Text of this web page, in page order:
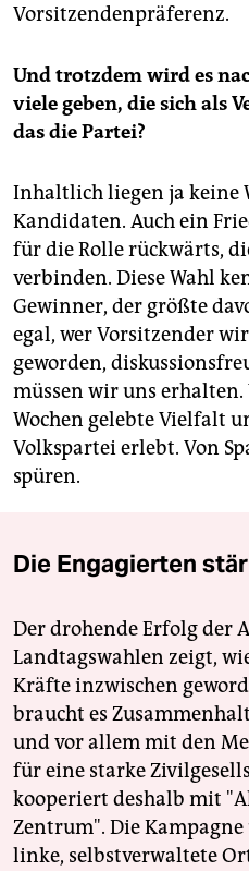
Vorsitzendenpräferenz.
Und trotzdem wird es
viele geben, die sich als
das die Partei?
Inhaltlich liegen ja keine
Kandidaten. Auch ein
für die Rolle rückwärts,
verbinden. Diese Wahl
Gewinner, der größte
egal, wer Vorsitzender
geworden,
müssen wir uns
Wochen gelebte Vielfalt
Volkspartei erlebt. Von
spüren.
Die Engagierten
Der drohende Erfolg der
Landtagswahlen zeigt,
Kräfte inzwischen
braucht es
und vor allem mit den
für eine starke
kooperiert deshalb mit
Zentrum". Die
linke, selbstverwaltete